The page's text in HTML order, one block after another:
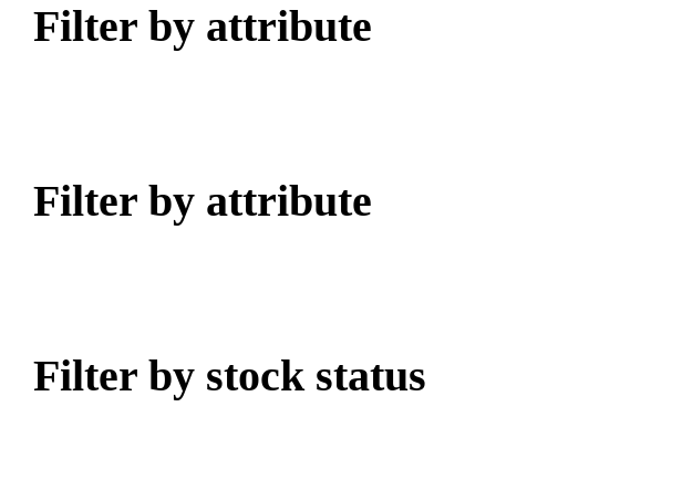
Filter by attribute
Filter by attribute
Filter by stock status